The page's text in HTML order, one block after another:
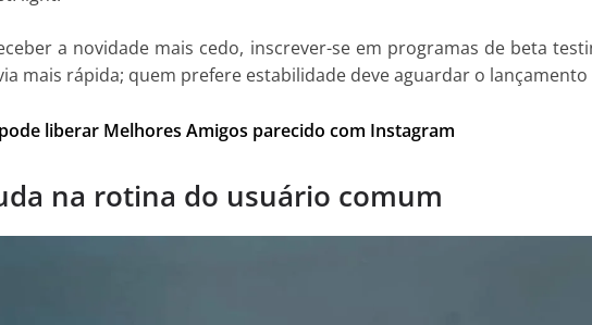
a novidade mais cedo, inscrever-se em programas de beta
mais rápida; quem prefere estabilidade deve aguardar o
liberar Melhores Amigos parecido com Instagram
na rotina do usuário comum